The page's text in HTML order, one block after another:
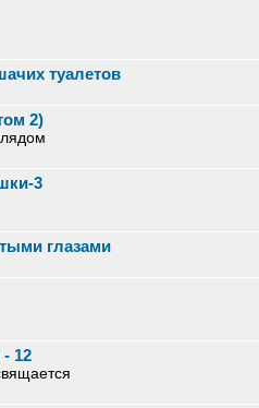
туалетов
2)
3
глазами
12